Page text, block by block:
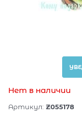
Нет в наличии
Артикул: Z055178